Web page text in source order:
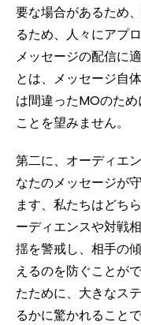
要な場合があるため
るため、人々にアプ
メッセージの配信に
とは、メッセージ自
は間違ったMOのた
ことを望みません。
第二に、オーディエ
なたのメッセージが
ます、私たちはどち
ーディエンスや対戦
揺を警戒し、相手の
えるのを防ぐことが
たために、大きなス
るかに驚かれること